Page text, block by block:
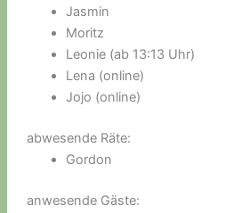
Jasmin
Moritz
Leonie (ab 13:13 Uhr)
Lena (online)
Jojo (online)
abwesende Räte:
Gordon
anwesende Gäste: